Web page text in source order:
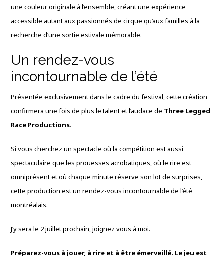
une couleur originale à l’ensemble, créant une expérience
accessible autant aux passionnés de cirque qu’aux familles à la
recherche d’une sortie estivale mémorable.
Un rendez-vous
incontournable de l’été
Présentée exclusivement dans le cadre du festival, cette création
confirmera une fois de plus le talent et l’audace de Three Legged
Race Productions.
Si vous cherchez un spectacle où la compétition est aussi
spectaculaire que les prouesses acrobatiques, où le rire est
omniprésent et où chaque minute réserve son lot de surprises,
cette production est un rendez-vous incontournable de l’été
montréalais.
J’y sera le 2 juillet prochain, joignez vous à moi.
Préparez-vous à jouer, à rire et à être émerveillé. Le jeu est